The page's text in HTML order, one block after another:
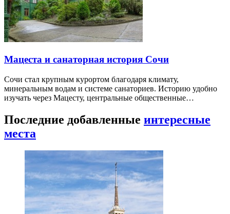
Мацеста и санаторная история Сочи
Сочи стал крупным курортом благодаря климату,
минеральным водам и системе санаториев. Историю удобно
изучать через Мацесту, центральные общественные…
Последние добавленные интересные
места